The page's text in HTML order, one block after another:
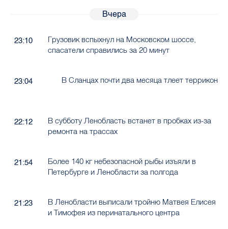
Вчера
23:10
Грузовик вспыхнул на Московском шоссе,
спасатели справились за 20 минут
23:04 В Сланцах почти два месяца тлеет террикон
22:12
В субботу Ленобласть встанет в пробках из-за
ремонта на трассах
21:54
Более 140 кг небезопасной рыбы изъяли в
Петербурге и Ленобласти за полгода
21:23
В Ленобласти выписали тройню Матвея Елисея
и Тимофея из перинатального центра